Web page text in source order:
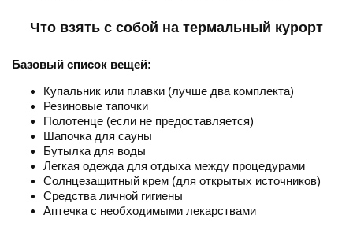
Что взять с собой на термальный курорт
Базовый список вещей:
Купальник или плавки (лучше два комплекта)
Резиновые тапочки
Полотенце (если не предоставляется)
Шапочка для сауны
Бутылка для воды
Легкая одежда для отдыха между процедурами
Солнцезащитный крем (для открытых источников)
Средства личной гигиены
Аптечка с необходимыми лекарствами